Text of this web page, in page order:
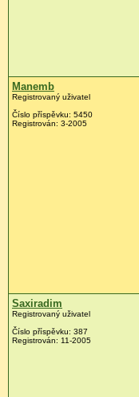
Manemb
Registrovaný uživatel
Číslo příspěvku: 5450
Registrován: 3-2005
Saxiradim
Registrovaný uživatel
Číslo příspěvku: 387
Registrován: 11-2005